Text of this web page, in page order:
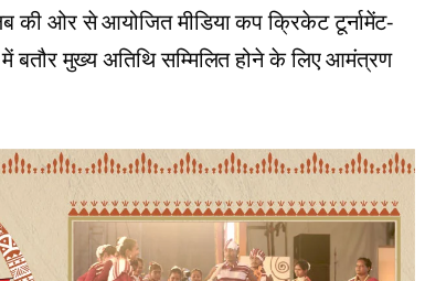
की ओर से आयोजित मीडिया कप क्रिकेट टूर्नामेंट-
बतौर मुख्य अतिथि सम्मिलित होने के लिए आमंत्रण